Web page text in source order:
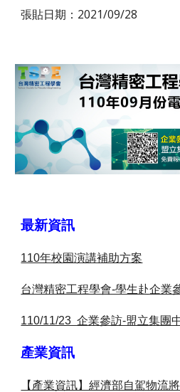
張貼日期：2021/09/28
最新資訊
110年校園演講補助方案
台灣精密工程學會-學生赴企業
110/11/23 企業參訪-盟立集團
產業資訊
【產業資訊】經濟部自駕物流